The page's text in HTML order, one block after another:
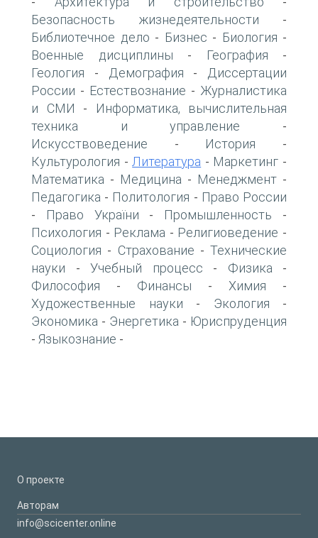
Безопасность жизнедеятельности -
Библиотечное дело - Бизнес - Биология -
Военные дисциплины - География -
Геология - Демография -
Диссертации
России - Естествознание - Журналистика
и СМИ -
Информатика, вычислительная
техника и управление -
Искусствоведение - История -
Культурология - Литература - Маркетинг -
Математика - Медицина - Менеджмент -
Педагогика - Политология - Право России
- Право України - Промышленность -
Психология - Реклама - Религиоведение -
Социология - Страхование - Технические
науки - Учебный процесс - Физика -
Философия - Финансы - Химия -
Художественные науки - Экология -
Экономика - Энергетика - Юриспруденция
- Языкознание -
О проекте
Авторам
info@scicenter.online